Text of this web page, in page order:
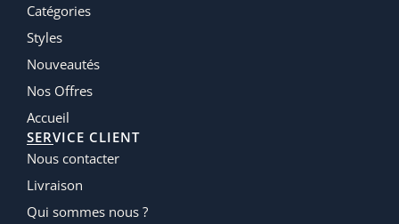
Catégories
Styles
Nouveautés
Nos Offres
Accueil
SERVICE CLIENT
Nous contacter
Livraison
Qui sommes nous ?